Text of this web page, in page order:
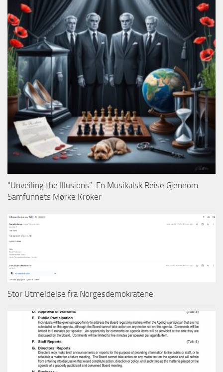
“Unveiling the Illusions”: En Musikalsk Reise Gjennom
Samfunnets Mørke Kroker
Stor Utmeldelse fra Norgesdemokratene